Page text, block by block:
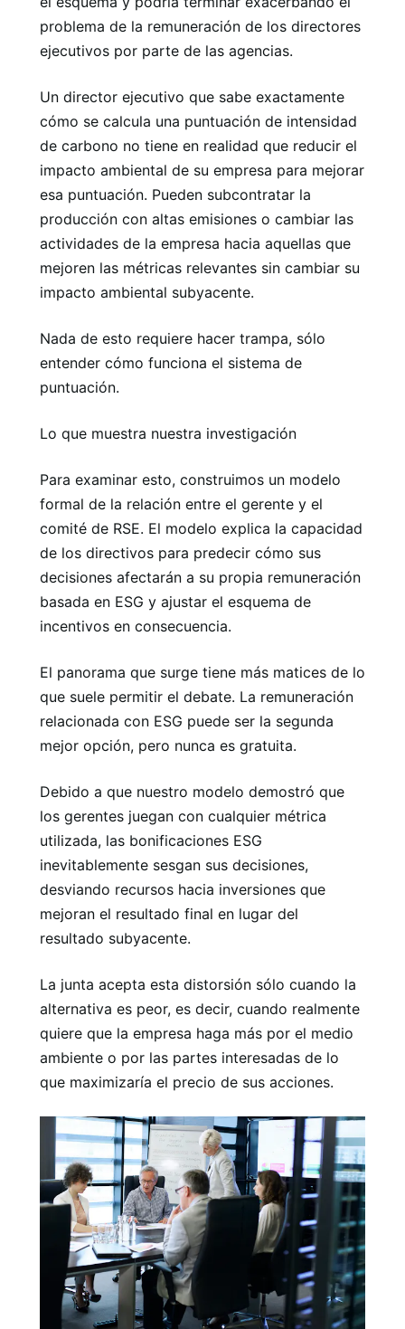
problema de la remuneración de los directores
ejecutivos por parte de las agencias.
Un director ejecutivo que sabe exactamente
cómo se calcula una puntuación de intensidad
de carbono no tiene en realidad que reducir el
impacto ambiental de su empresa para mejorar
esa puntuación. Pueden subcontratar la
producción con altas emisiones o cambiar las
actividades de la empresa hacia aquellas que
mejoren las métricas relevantes sin cambiar su
impacto ambiental subyacente.
Nada de esto requiere hacer trampa, sólo
entender cómo funciona el sistema de
puntuación.
Lo que muestra nuestra investigación
Para examinar esto, construimos un modelo
formal de la relación entre el gerente y el
comité de RSE. El modelo explica la capacidad
de los directivos para predecir cómo sus
decisiones afectarán a su propia remuneración
basada en ESG y ajustar el esquema de
incentivos en consecuencia.
El panorama que surge tiene más matices de lo
que suele permitir el debate. La remuneración
relacionada con ESG puede ser la segunda
mejor opción, pero nunca es gratuita.
Debido a que nuestro modelo demostró que
los gerentes juegan con cualquier métrica
utilizada, las bonificaciones ESG
inevitablemente sesgan sus decisiones,
desviando recursos hacia inversiones que
mejoran el resultado final en lugar del
resultado subyacente.
La junta acepta esta distorsión sólo cuando la
alternativa es peor, es decir, cuando realmente
quiere que la empresa haga más por el medio
ambiente o por las partes interesadas de lo
que maximizaría el precio de sus acciones.